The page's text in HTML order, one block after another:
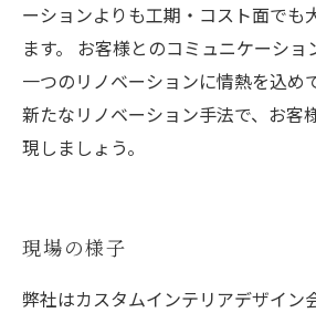
ーションよりも工期・コスト面でも
ます。 お客様とのコミュニケーシ
一つのリノベーションに情熱を込め
新たなリノベーション手法で、お客
現しましょう。
現場の様子
弊社はカスタムインテリアデザイン